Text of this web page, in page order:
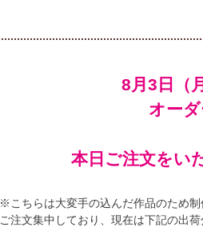
オー
本日ご注文をい
※こちらは大変手の込んだ作品のため制
ご注文集中しており、現在は下記の出